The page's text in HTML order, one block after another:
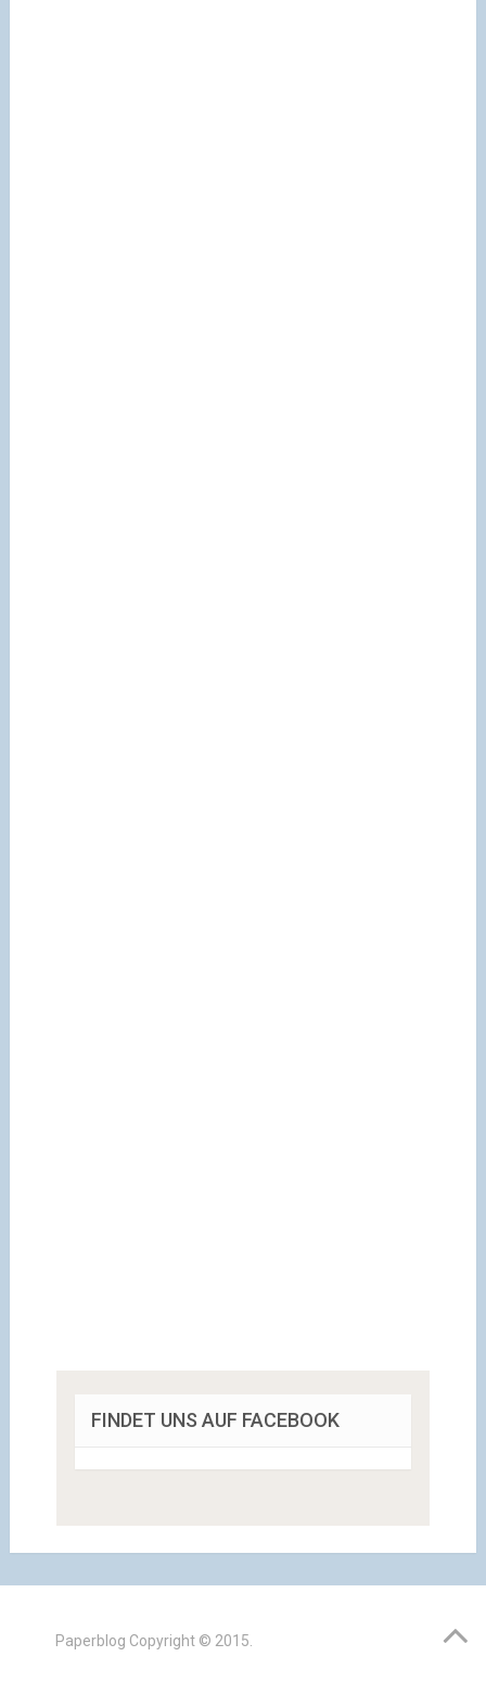
FINDET UNS AUF FACEBOOK
Paperblog Copyright © 2015.